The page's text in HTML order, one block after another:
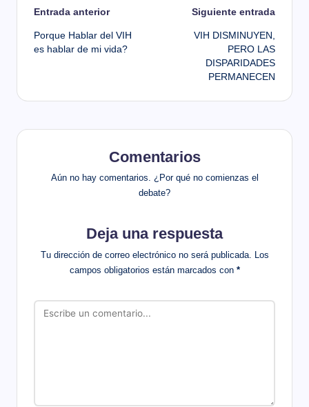
Navegación
de
Entrada anterior
Porque Hablar del VIH
es hablar de mi vida?
Siguiente entrada
VIH DISMINUYEN,
PERO LAS
DISPARIDADES
PERMANECEN
Comentarios
Aún no hay comentarios. ¿Por qué no comienzas el
debate?
Deja una respuesta
Tu dirección de correo electrónico no será publicada. Los
campos obligatorios están marcados con *